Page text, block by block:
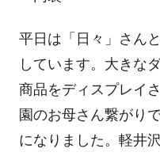
平日は「日々」さん
しています。大きな
商品をディスプレイ
園のお母さん繋がり
になりました。軽井